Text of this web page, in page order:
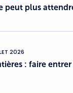
peut plus
2026
: faire